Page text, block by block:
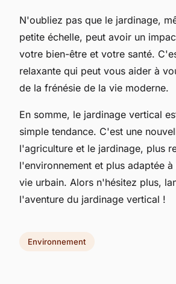
N'oubliez pas que le jardinage,
petite échelle, peut avoir un
votre bien-être et votre santé.
relaxante qui peut vous aider à
de la frénésie de la vie moderne.
En somme, le jardinage vertical
simple tendance. C'est une
l'agriculture et le jardinage, plus
l'environnement et plus adaptée
vie urbain. Alors n'hésitez plus,
l'aventure du jardinage vertical !
Environnement